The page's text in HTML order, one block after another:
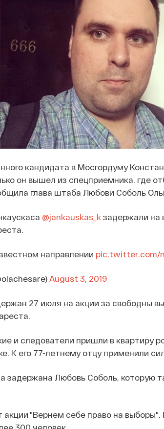
кандидата в Мосгордуму
он вышел из спецприемника, где
глава штаба Любови Соболь
@jankauskas_kзадержали на
направлении pic.twitter.com/
August 3, 2019
27 июля на акции за свободны
и следователи пришли в квартиру
К его 77-летнему отцу применили
задержана Любовь Соболь, которую
акции "Вернем себе право на
300 человек.